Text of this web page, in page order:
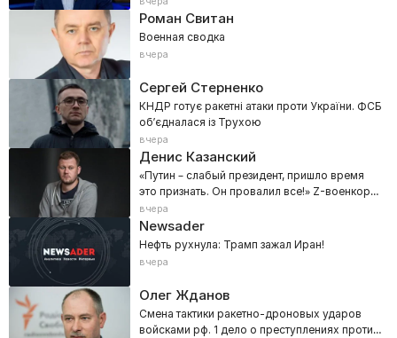
Роман Свитан
Военная сводка
вчера
Сергей Стерненко
КНДР готує ракетні атаки проти України. ФСБ
обʼєдналася із Трухою
вчера
Денис Казанский
«Путин – слабый президент, пришло время
это признать. Он провалил все!» Z-военкора
прорвало в эфире
вчера
Newsader
Нефть рухнула: Трамп зажал Иран!
вчера
Олег Жданов
Смена тактики ракетно-дроновых ударов
войсками рф. 1 дело о преступлениях против